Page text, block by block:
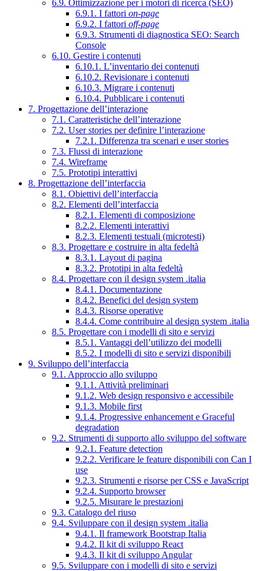
6.9. Ottimizzazione per i motori di ricerca (SEO)
6.9.1. I fattori on-page
6.9.2. I fattori off-page
6.9.3. Strumenti di diagnostica SEO: Search
Console
6.10. Gestire i contenuti
6.10.1. L’inventario dei contenuti
6.10.2. Revisionare i contenuti
6.10.3. Migrare i contenuti
6.10.4. Pubblicare i contenuti
7. Progettazione dell’interazione
7.1. Caratteristiche dell’interazione
7.2. User stories per definire l’interazione
7.2.1. Differenza tra scenari e user stories
7.3. Flussi di interazione
7.4. Wireframe
7.5. Prototipi interattivi
8. Progettazione dell’interfaccia
8.1. Obiettivi dell’interfaccia
8.2. Elementi dell’interfaccia
8.2.1. Elementi di composizione
8.2.2. Elementi interattivi
8.2.3. Elementi testuali (microtesti)
8.3. Progettare e costruire in alta fedeltà
8.3.1. Layout di pagina
8.3.2. Prototipi in alta fedeltà
8.4. Progettare con il design system .italia
8.4.1. Documentazione
8.4.2. Benefici del design system
8.4.3. Risorse operative
8.4.4. Come contribuire al design system .italia
8.5. Progettare con i modelli di sito e servizi
8.5.1. Vantaggi dell’utilizzo dei modelli
8.5.2. I modelli di sito e servizi disponibili
9. Sviluppo dell’interfaccia
9.1. Approccio allo sviluppo
9.1.1. Attività preliminari
9.1.2. Web design responsivo e accessibile
9.1.3. Mobile first
9.1.4. Progressive enhancement e Graceful
degradation
9.2. Strumenti di supporto allo sviluppo del software
9.2.1. Feature detection
9.2.2. Verificare le feature disponibili con Can I
use
9.2.3. Strumenti e risorse per CSS e JavaScript
9.2.4. Supporto browser
9.2.5. Misurare le prestazioni
9.3. Catalogo del riuso
9.4. Sviluppare con il design system .italia
9.4.1. Il framework Bootstrap Italia
9.4.2. Il kit di sviluppo React
9.4.3. Il kit di sviluppo Angular
9.5. Sviluppare con i modelli di sito e servizi